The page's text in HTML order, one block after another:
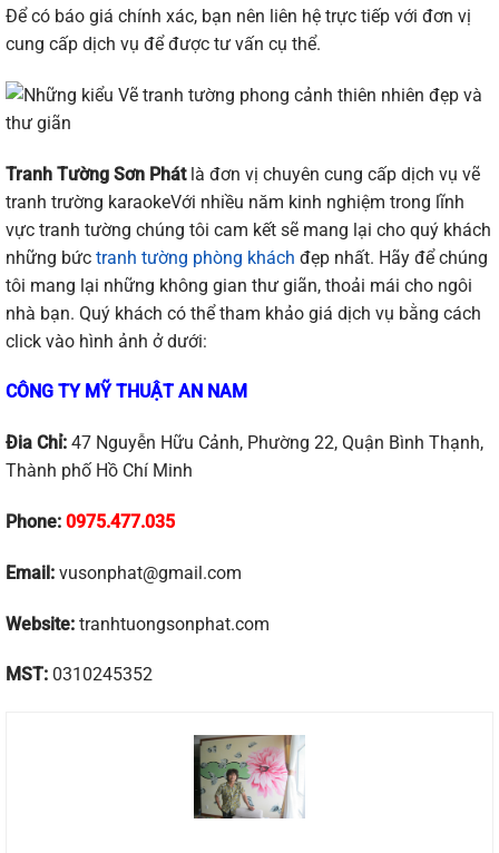
Để có báo giá chính xác, bạn nên liên hệ trực tiếp với đơn vị
cung cấp dịch vụ để được tư vấn cụ thể.
Tranh Tường Sơn Phátlà đơn vị chuyên cung cấp dịch vụ vẽ
tranh trường karaokeVới nhiều năm kinh nghiệm trong lĩnh
vực tranh tường chúng tôi cam kết sẽ mang lại cho quý khách
những bức tranh tường phòng khách đẹp nhất. Hãy để chúng
tôi mang lại những không gian thư giãn, thoải mái cho ngôi
nhà bạn. Quý khách có thể tham khảo giá dịch vụ bằng cách
click vào hình ảnh ở dưới:
CÔNG TY MỸ THUẬT AN NAM
Đia Chỉ: 47 Nguyễn Hữu Cảnh, Phường 22, Quận Bình Thạnh,
Thành phố Hồ Chí Minh
Phone: 0975.477.035
Email: vusonphat@gmail.com
Website: tranhtuongsonphat.com
MST: 0310245352